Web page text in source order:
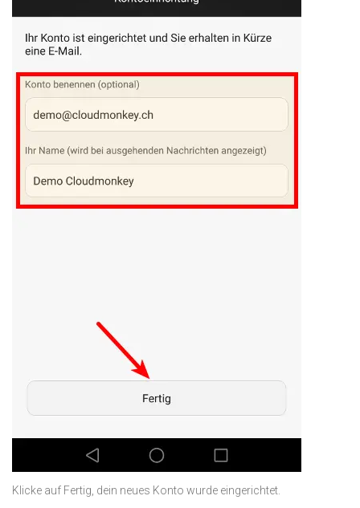
Klicke auf Fertig, dein neues Konto wurde eingerichtet.